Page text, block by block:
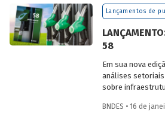
Lançamentos de
58
Em sua nova
análises
sobre
sustentáveis,
BNDES • 16 de